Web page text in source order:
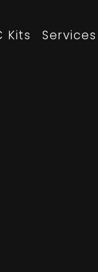
Kits Services